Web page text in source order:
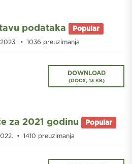
podataka Popular
1036 preuzimanja
DOWNLOAD
(DOCX, 13 KB)
za 2021 godinu Popular
1410 preuzimanja